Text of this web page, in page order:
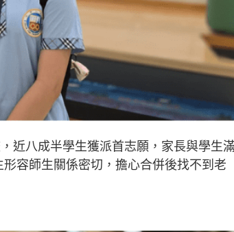
近八成半學生獲派首志願，家長與學生
容師生關係密切，擔心合併後找不到老